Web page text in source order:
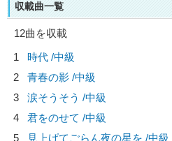
収載曲一覧
12曲を収載
1
時代 /中級
2
青春の影 /中級
3
涙そうそう /中級
4
君をのせて /中級
5
見上げてごらん夜の星を /中級